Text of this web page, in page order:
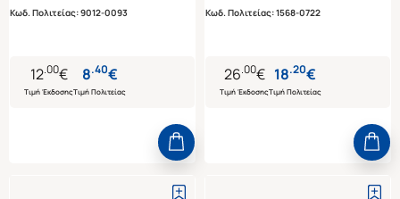
Κωδ. Πολιτείας:9012-0093
12.00€
Τιμή Έκδοσης
8.40€
Τιμή Πολιτείας
ΤΟΥ ΕΜΦΥΛΙΟΥ ΜΕΣΑ ΑΠΟ ΤΙΣ
Κωδ. Πολιτείας:1568-0722
26.00€
Τιμή Έκδοσης
18.20€
Τιμή Πολιτείας